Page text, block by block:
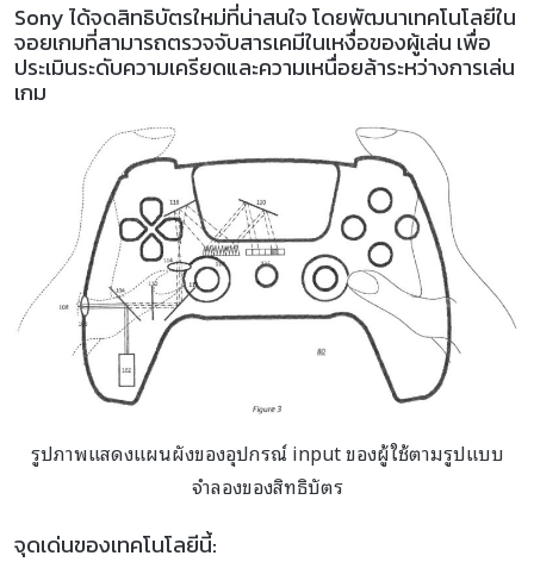
Sony ได้จดสิทธิบัตรใหม่ที่น่าสนใจ โดยพัฒนาเทคโนโลยีใน
จอยเกมที่สามารถตรวจจับสารเคมีในเหงื่อของผู้เล่น เพื่อ
ประเมินระดับความเครียดและความเหนื่อยล้าระหว่างการเล่น
เกม
รูปภาพแสดงแผนผังของอุปกรณ์ input ของผู้ใช้ตามรูปแบบ
จำลองของสิทธิบัตร
จุดเด่นของเทคโนโลยีนี้: